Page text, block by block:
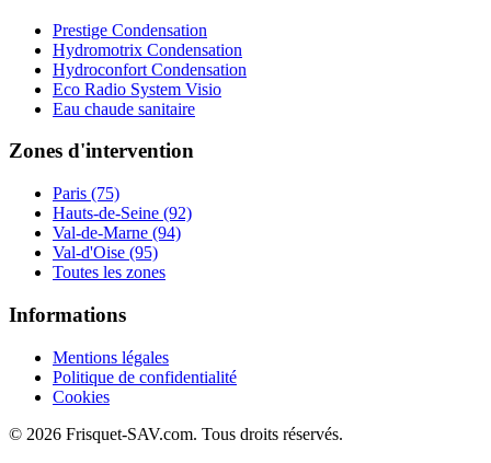
Prestige Condensation
Hydromotrix Condensation
Hydroconfort Condensation
Eco Radio System Visio
Eau chaude sanitaire
Zones d'intervention
Paris (75)
Hauts-de-Seine (92)
Val-de-Marne (94)
Val-d'Oise (95)
Toutes les zones
Informations
Mentions légales
Politique de confidentialité
Cookies
© 2026 Frisquet-SAV.com. Tous droits réservés.